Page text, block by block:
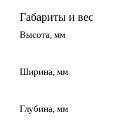
Габариты и вес
Высота, мм
Ширина, мм
Глубина, мм